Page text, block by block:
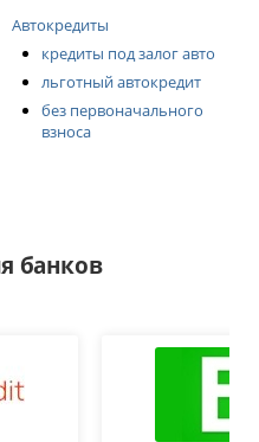
Автокредиты
кредиты под залог авто
льготный автокредит
без первоначального
взноса
банков